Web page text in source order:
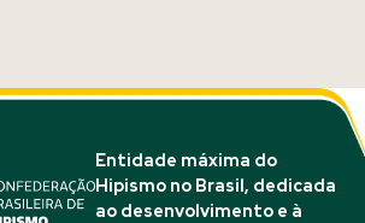
Entidade máxima do
Hipismo no Brasil, dedicada
ao desenvolvimento e à